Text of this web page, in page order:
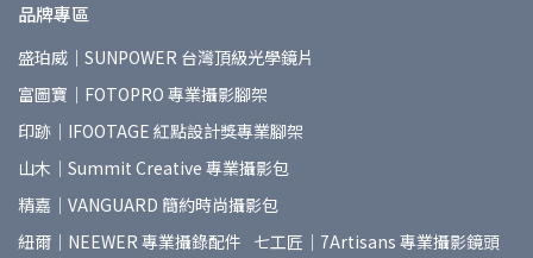
品牌專區
盛珀威｜SUNPOWER 台灣頂級光學鏡片
富圖寶｜FOTOPRO 專業攝影腳架
印跡｜IFOOTAGE 紅點設計獎專業腳架
山木｜Summit Creative 專業攝影包
精嘉｜VANGUARD 簡約時尚攝影包
紐爾｜NEEWER 專業攝錄配件 七工匠｜7Artisans 專業攝影鏡頭